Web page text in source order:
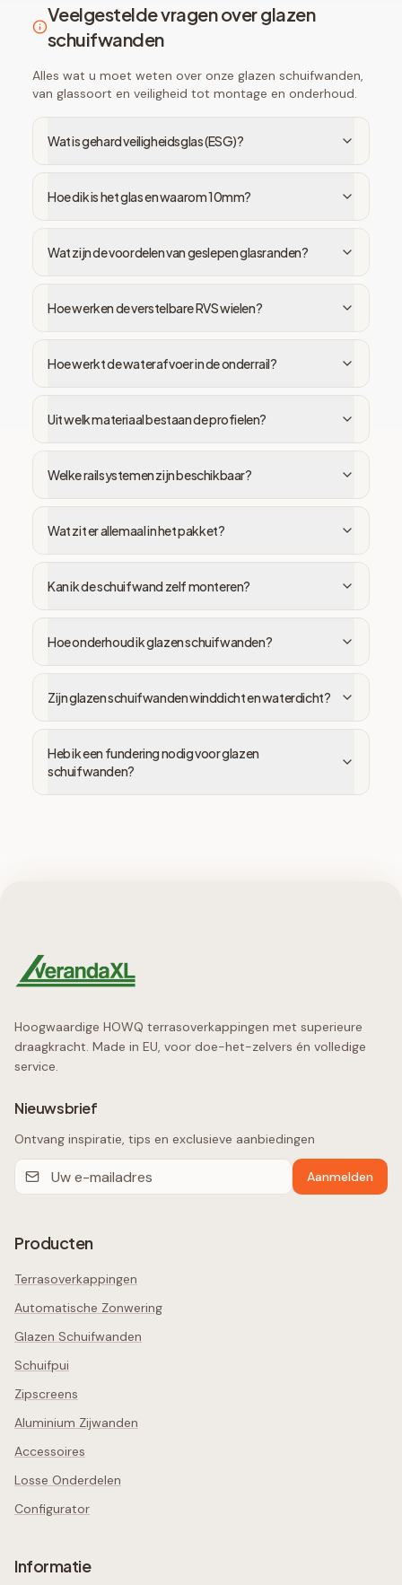
Veelgestelde vragen over glazen
schuifwanden
Alles wat u moet weten over onze glazen schuifwanden,
van glassoort en veiligheid tot montage en onderhoud.
Wat is gehard veiligheidsglas (ESG)?
Hoe dik is het glas en waarom 10mm?
Wat zijn de voordelen van geslepen glasranden?
Hoe werken de verstelbare RVS wielen?
Hoe werkt de waterafvoer in de onderrail?
Uit welk materiaal bestaan de profielen?
Welke railsystemen zijn beschikbaar?
Wat zit er allemaal in het pakket?
Kan ik de schuifwand zelf monteren?
Hoe onderhoud ik glazen schuifwanden?
Zijn glazen schuifwanden winddicht en waterdicht?
Heb ik een fundering nodig voor glazen
schuifwanden?
Hoogwaardige HOWQ terrasoverkappingen met superieure
draagkracht. Made in EU, voor doe-het-zelvers én volledige
service.
Nieuwsbrief
Ontvang inspiratie, tips en exclusieve aanbiedingen
Aanmelden
Producten
Terrasoverkappingen
Automatische Zonwering
Glazen Schuifwanden
Schuifpui
Zipscreens
Aluminium Zijwanden
Accessoires
Losse Onderdelen
Configurator
Informatie